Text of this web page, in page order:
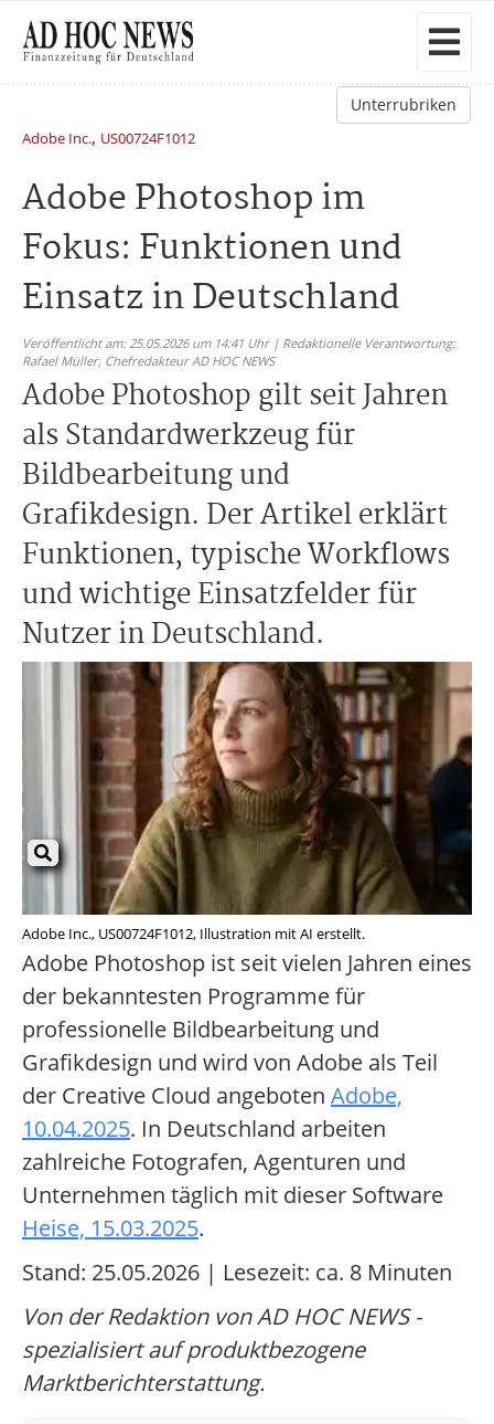
Unterrubriken
Adobe Inc., US00724F1012
Adobe Photoshop im
Fokus: Funktionen und
Einsatz in Deutschland
Veröffentlicht am: 25.05.2026 um 14:41 Uhr | Redaktionelle Verantwortung:
Rafael Müller, Chefredakteur AD HOC NEWS
Adobe Photoshop gilt seit Jahren
als Standardwerkzeug für
Bildbearbeitung und
Grafikdesign. Der Artikel erklärt
Funktionen, typische Workflows
und wichtige Einsatzfelder für
Nutzer in Deutschland.
Adobe Inc., US00724F1012, Illustration mit AI erstellt.
Adobe Photoshop ist seit vielen Jahren eines
der bekanntesten Programme für
professionelle Bildbearbeitung und
Grafikdesign und wird von Adobe als Teil
der Creative Cloud angeboten Adobe,
10.04.2025. In Deutschland arbeiten
zahlreiche Fotografen, Agenturen und
Unternehmen täglich mit dieser Software
Heise, 15.03.2025.
Stand: 25.05.2026 | Lesezeit: ca. 8 Minuten
Von der Redaktion von AD HOC NEWS -
spezialisiert auf produktbezogene
Marktberichterstattung.